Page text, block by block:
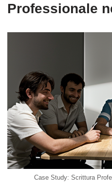
Professionale
Case Study: Scrittura